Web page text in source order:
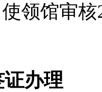
领馆审
办理